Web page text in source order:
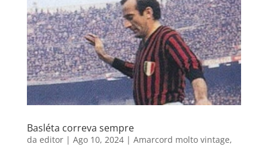
Basléta correva sempre
da editor| Ago 10, 2024| Amarcord molto vintage,